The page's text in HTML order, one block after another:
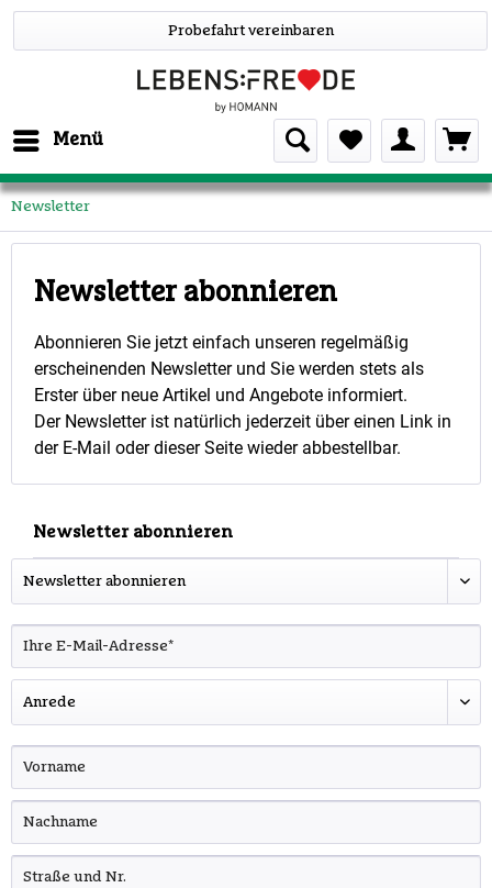
Probefahrt vereinbaren
Menü
Newsletter
Newsletter abonnieren
Abonnieren Sie jetzt einfach unseren regelmäßig
erscheinenden Newsletter und Sie werden stets als
Erster über neue Artikel und Angebote informiert.
Der Newsletter ist natürlich jederzeit über einen Link in
der E-Mail oder dieser Seite wieder abbestellbar.
Newsletter abonnieren